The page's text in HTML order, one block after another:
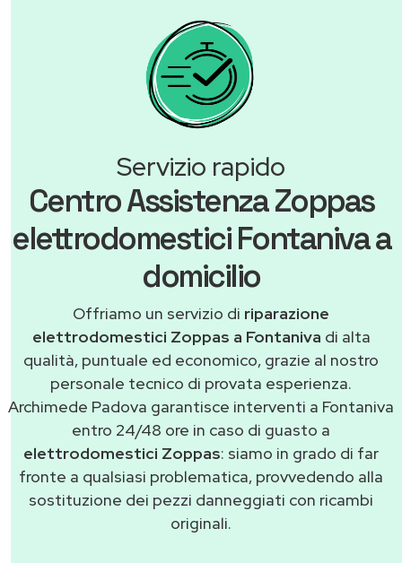
Servizio rapido
Centro Assistenza Zoppas
elettrodomestici Fontaniva a
domicilio
Offriamo un servizio di riparazione
elettrodomestici Zoppas a Fontaniva di alta
qualità, puntuale ed economico, grazie al nostro
personale tecnico di provata esperienza.
Archimede Padova garantisce interventi a Fontaniva
entro 24/48 ore in caso di guasto a
elettrodomestici Zoppas: siamo in grado di far
fronte a qualsiasi problematica, provvedendo alla
sostituzione dei pezzi danneggiati con ricambi
originali.